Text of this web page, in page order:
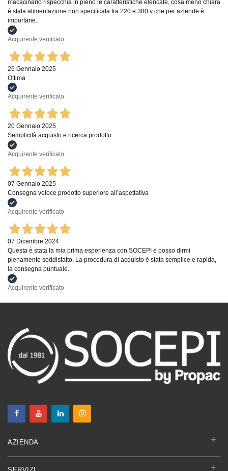
macacinario rispecchia in pieno le caratteristiche elencate, cosa meno chiara
è stata alimentazione non specificata fra 220 e 380 v che per aziende è
importane..
Acquirente verificato
26 Gennaio 2025
Ottima
Acquirente verificato
20 Gennaio 2025
Semplicità acquisto e ricerca prodotto
Acquirente verificato
07 Gennaio 2025
Consegna veloce prodotto superiore all’aspettativa
Acquirente verificato
07 Dicembre 2024
Questa è stata la mia prima esperienza con SOCEPI e posso dirmi
pienamente soddisfatto. La procedura di acquisto è stata semplice e rapida,
la consegna puntuale.
Acquirente verificato
AZIENDA +
+